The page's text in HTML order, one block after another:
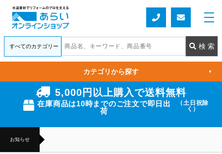
5,000円以上購入で送料無料
在庫商品は10時までのご注文で即日出
荷
（土日祝除
く）
お知らせ
カテゴリから探す ▼